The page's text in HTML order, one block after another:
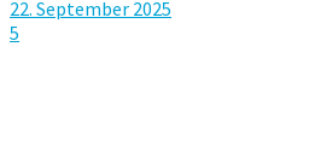
22. September 2025
5